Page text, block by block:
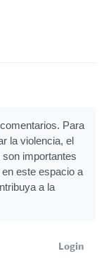
Para
la violencia, el
importantes
este espacio a
a la
Login